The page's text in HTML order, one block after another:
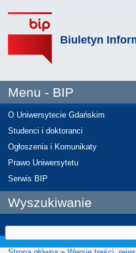
Biuletyn
Menu - BIP
O Uniwersytecie Gdańskim
Studenci i doktoranci
Ogłoszenia i Komunikaty
Prawo Uniwersytetu
Serwis BIP
Wyszukiwanie